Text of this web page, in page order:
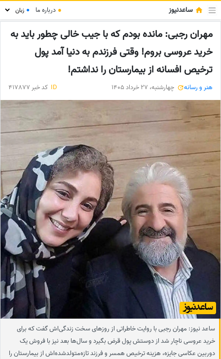
ساعدنیوز ● درباره ما ●
مهران رجبی: مانده بودم که با جیب خالی چطور باید به
خرید عروسی بروم! وقتی فرزندم به دنیا آمد پول
ترخیص افسانه از بیمارستان را نداشتم!
هنر و رسانه چهارشنبه، 27 خرداد 1405 ID کد خبر 417877
ساعد نیوز: مهران رجبی با روایت خاطراتی از روزهای سخت زندگی‌اش گفت که برای
خرید عروسی ناچار شد از دوستش پول قرض بگیرد و سال‌ها بعد نیز با فروش یک
دوربین عکاسی جایزه، هزینه ترخیص همسر و فرزند تازه‌متولدشده‌اش از بیمارستان را